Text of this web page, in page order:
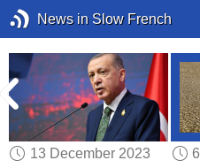
News in Slow French
13 December 2023